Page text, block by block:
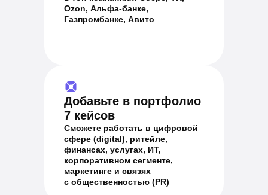
Ozon, Альфа-банке,
Газпромбанке, Авито
Добавьте в портфолио
7 кейсов
Сможете работать в цифровой
сфере (digital), ритейле,
финансах, услугах, ИТ,
корпоративном сегменте,
маркетинге и связях
с общественностью (PR)